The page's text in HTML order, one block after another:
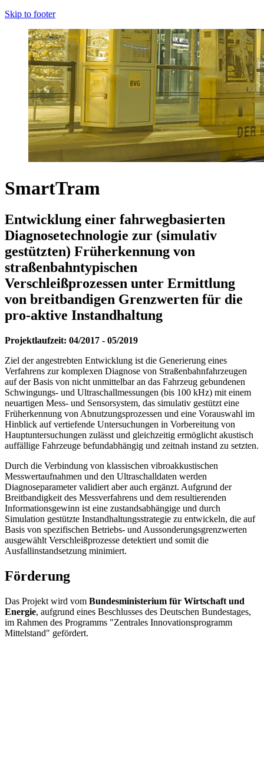
Skip to footer
SmartTram
Entwicklung einer fahrwegbasierten
Diagnosetechnologie zur (simulativ
gestützten) Früherkennung von
straßenbahntypischen
Verschleißprozessen unter Ermittlung
von breitbandigen Grenzwerten für die
pro-aktive Instandhaltung
Projektlaufzeit: 04/2017 - 05/2019
Ziel der angestrebten Entwicklung ist die Generierung eines
Verfahrens zur komplexen Diagnose von Straßenbahnfahrzeugen
auf der Basis von nicht unmittelbar an das Fahrzeug gebundenen
Schwingungs- und Ultraschallmessungen (bis 100 kHz) mit einem
neuartigen Mess- und Sensorsystem, das simulativ gestützt eine
Früherkennung von Abnutzungsprozessen und eine Vorauswahl im
Hinblick auf vertiefende Untersuchungen in Vorbereitung von
Hauptuntersuchungen zulässt und gleichzeitig ermöglicht akustisch
auffällige Fahrzeuge befundabhängig und zeitnah instand zu setzten.
Durch die Verbindung von klassischen vibroakkustischen
Messwertaufnahmen und den Ultraschalldaten werden
Diagnoseparameter validiert aber auch ergänzt. Aufgrund der
Breitbandigkeit des Messverfahrens und dem resultierenden
Informationsgewinn ist eine zustandsabhängige und durch
Simulation gestützte Instandhaltungsstrategie zu entwickeln, die auf
Basis von spezifischen Betriebs- und Aussonderungsgrenzwerten
ausgewählt Verschleißprozesse detektiert und somit die
Ausfallinstandsetzung minimiert.
Förderung
Das Projekt wird vom Bundesministerium für Wirtschaft und
Energie, aufgrund eines Beschlusses des Deutschen Bundestages,
im Rahmen des Programms "Zentrales Innovationsprogramm
Mittelstand" gefördert.